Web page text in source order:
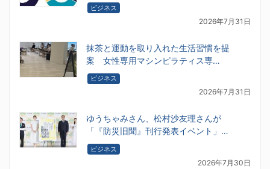
ビジネス
2026年7月31日
抹茶と運動を取り入れた生活習慣を提
案 女性専用マシンピラティス専…
ビジネス
2026年7月31日
ゆうちゃみさん、松村沙友理さんが
「『防災旧聞』刊行発表イベント」…
ビジネス
2026年7月30日